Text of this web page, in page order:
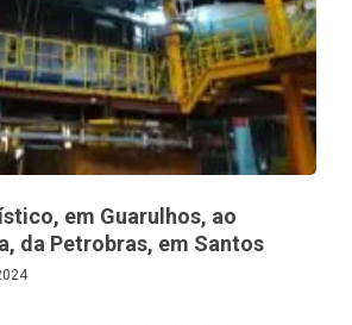
em Guarulhos, ao
da Petrobras, em Santos